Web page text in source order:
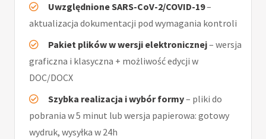
Uwzględnione SARS-CoV-2/COVID-19–
aktualizacja dokumentacji pod wymagania kontroli
Pakiet plików w wersji elektronicznej– wersja
graficzna i klasyczna + możliwość edycji w
DOC/DOCX
Szybka realizacja i wybór formy– pliki do
pobrania w 5 minut lub wersja papierowa: gotowy
wydruk, wysyłka w 24h